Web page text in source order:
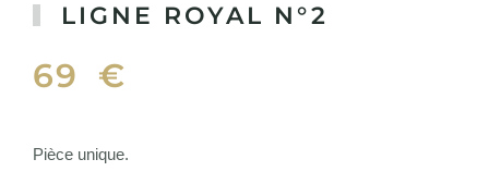
LIGNE ROYAL N°2
69 €
Pièce unique.